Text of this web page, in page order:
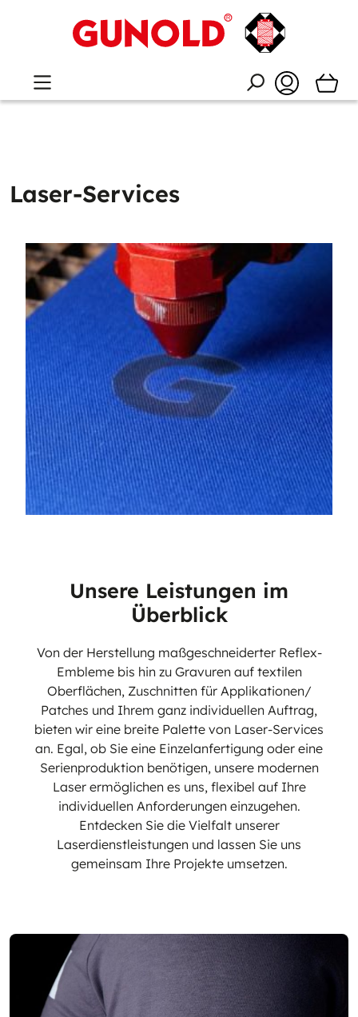
Laser-Services
Unsere Leistungen im
Überblick
Von der Herstellung maßgeschneiderter Reflex-
Embleme bis hin zu Gravuren auf textilen
Oberflächen, Zuschnitten für Applikationen/
Patches und Ihrem ganz individuellen Auftrag,
bieten wir eine breite Palette von Laser-Services
an. Egal, ob Sie eine Einzelanfertigung oder eine
Serienproduktion benötigen, unsere modernen
Laser ermöglichen es uns, flexibel auf Ihre
individuellen Anforderungen einzugehen.
Entdecken Sie die Vielfalt unserer
Laserdienstleistungen und lassen Sie uns
gemeinsam Ihre Projekte umsetzen.